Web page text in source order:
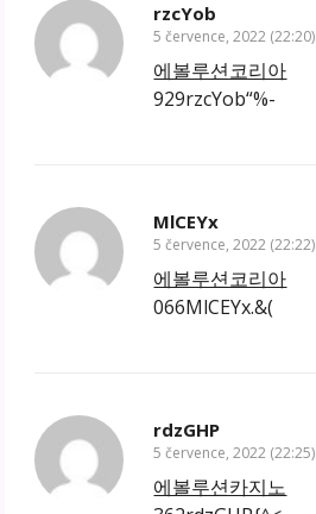
rzcYob
5 července, 2022 (22:20)
에볼루션코리아
929rzcYob“%-
MlCEYx
5 července, 2022 (22:22)
에볼루션코리아
066MlCEYx.&(
rdzGHP
5 července, 2022 (22:25)
에볼루션카지노